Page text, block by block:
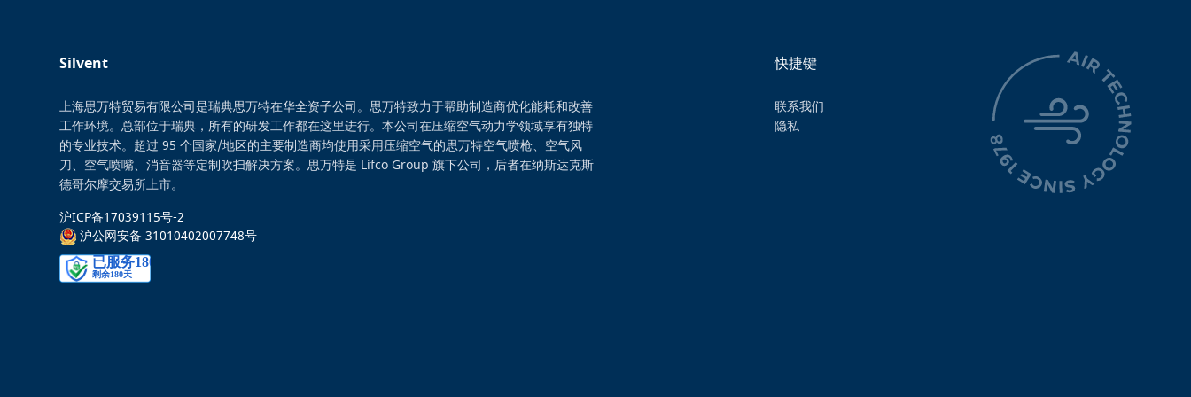
Silvent
上海思万特贸易有限公司是瑞典思万特在华全资子公司。思万特致力于帮助制造商优化能耗和改善
工作环境。总部位于瑞典，所有的研发工作都在这里进行。本公司在压缩空气动力学领域享有独特
的专业技术。超过 95 个国家/地区的主要制造商均使用采用压缩空气的思万特空气喷枪、空气风
刀、空气喷嘴、消音器等定制吹扫解决方案。思万特是 Lifco Group 旗下公司，后者在纳斯达克斯
德哥尔摩交易所上市。
沪ICP备17039115号-2
沪公网安备 31010402007748号
快捷键
联系我们
隐私